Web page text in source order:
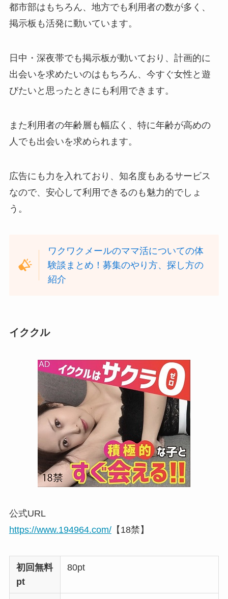
都市部はもちろん、地方でも利用者の数が多く、
掲示板も活発に動いています。
日中・深夜帯でも掲示板が動いており、計画的に
出会いを求めたいのはもちろん、今すぐ女性と遊
びたいと思ったときにも利用できます。
また利用者の年齢層も幅広く、特に年齢が高めの
人でも出会いを求められます。
広告にも力を入れており、知名度もあるサービス
なので、安心して利用できるのも魅力的でしょ
う。
ワクワクメールのママ活についての体
験談まとめ！募集のやり方、探し方の
紹介
イククル
公式URL
https://www.194964.com/【18禁】
初回無料
pt
80pt